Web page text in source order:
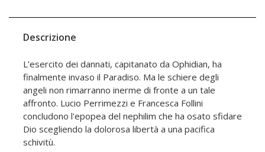
Descrizione
L'esercito dei dannati, capitanato da Ophidian, ha
finalmente invaso il Paradiso. Ma le schiere degli
angeli non rimarranno inerme di fronte a un tale
affronto. Lucio Perrimezzi e Francesca Follini
concludono l'epopea del nephilim che ha osato sfidare
Dio scegliendo la dolorosa libertà a una pacifica
schivitù.